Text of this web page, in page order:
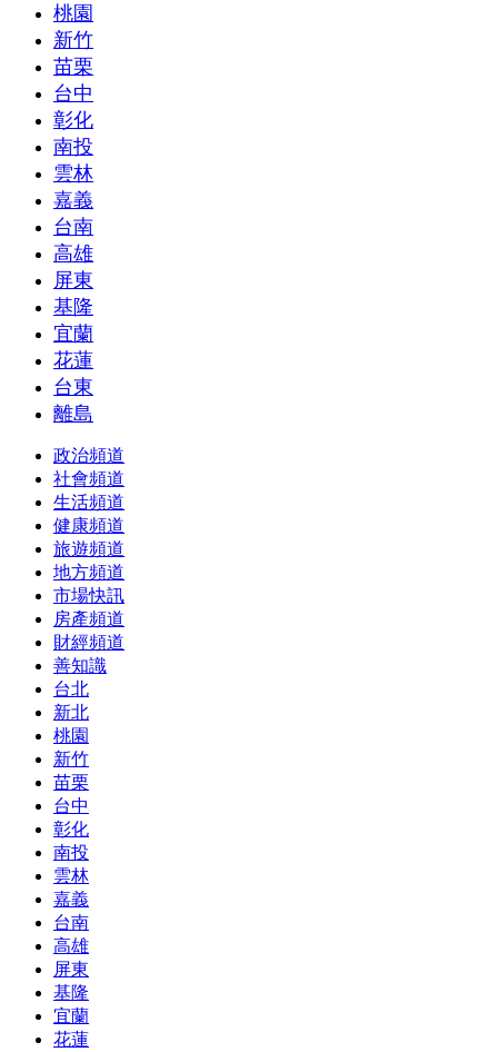
桃園
新竹
苗栗
台中
彰化
南投
雲林
嘉義
台南
高雄
屏東
基隆
宜蘭
花蓮
台東
離島
政治頻道
社會頻道
生活頻道
健康頻道
旅遊頻道
地方頻道
市場快訊
房產頻道
財經頻道
善知識
台北
新北
桃園
新竹
苗栗
台中
彰化
南投
雲林
嘉義
台南
高雄
屏東
基隆
宜蘭
花蓮